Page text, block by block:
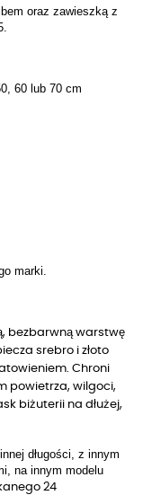
oraz zawieszką z
60 lub 70 cm
marki.
bezbarwną warstwę
srebro i złoto
Chroni
powietrza, wilgoci,
biżuterii na dłużej,
długości, z innym
na innym modelu
24